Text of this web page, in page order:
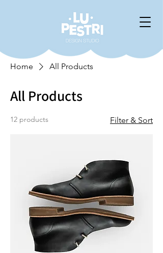
Home All Products
All Products
12 products Filter & Sort